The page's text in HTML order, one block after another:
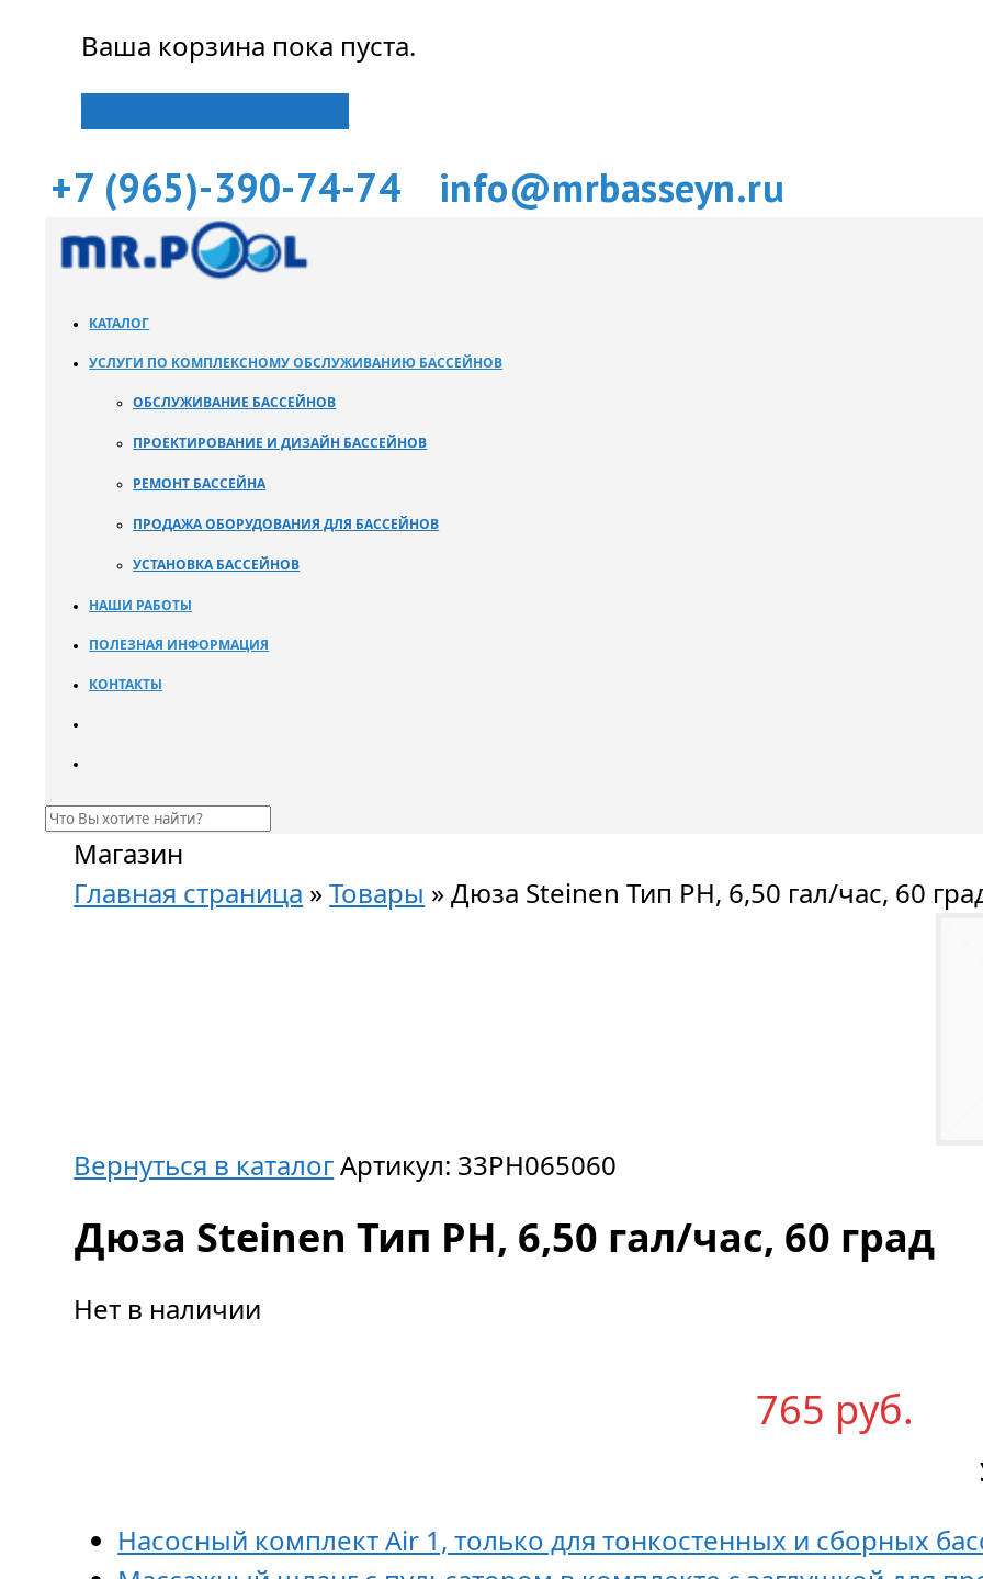
Ваша корзина пока пуста.
+7 (965)-390-74-74 info@mrbasseyn.ru
КАТАЛОГ
УСЛУГИ ПО КОМПЛЕКСНОМУ ОБСЛУЖИВАНИЮ БАССЕЙНОВ
ОБСЛУЖИВАНИЕ БАССЕЙНОВ
ПРОЕКТИРОВАНИЕ И ДИЗАЙН БАССЕЙНОВ
РЕМОНТ БАССЕЙНА
ПРОДАЖА ОБОРУДОВАНИЯ ДЛЯ БАССЕЙНОВ
УСТАНОВКА БАССЕЙНОВ
НАШИ РАБОТЫ
ПОЛЕЗНАЯ ИНФОРМАЦИЯ
КОНТАКТЫ
Магазин
Главная страница »Товары »Дюза Steinen Тип PH, 6,50 гал/час, 60
Вернуться в каталогАртикул: 33PH065060
Дюза Steinen Тип PH, 6,50 гал/час, 60 град
Нет в наличии
765 руб.
Насосный комплект Air 1, только для тонкостенных и сборных